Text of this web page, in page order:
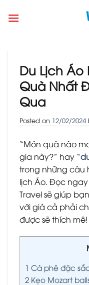
Du Lịch Áo
Quà Nhất
Qua
Posted on 12/02/2024
“Món quà nào
gia này?” hay “
trong những câu
lịch Áo. Đọc
Travel sẽ giúp
với giá cả phải
được sẽ thích mê!
1 Cà phê đặc
2 Kẹo Mozart